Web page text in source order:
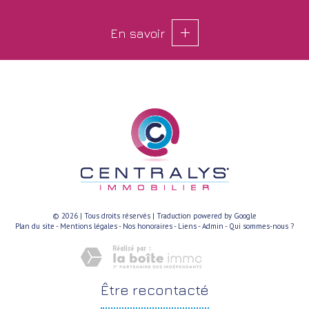
En savoir
© 2026 | Tous droits réservés | Traduction powered by Google
Plan du site - Mentions légales- Nos honoraires- Liens-Admin - Qui sommes-nous ?
être recontacté